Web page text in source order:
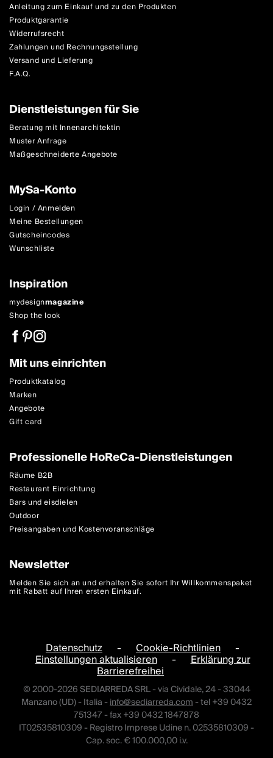
Anleitung zum Einkauf und zu den Produkten
Produktgarantie
Widerrufsrecht
Zahlungen und Rechnungsstellung
Versand und Lieferung
F.A.Q.
Dienstleistungen für Sie
Beratung mit Innenarchitektin
Muster Anfrage
Maßgeschneiderte Angebote
MySa-Konto
Login / Anmelden
Meine Bestellungen
Gutscheincodes
Wunschliste
Inspiration
mydesignmagazine
Shop the look
Mit uns einrichten
Produktkatalog
Marken
Angebote
Gift card
Professionelle HoReCa-Dienstleistungen
Räume B2B
Restaurant Einrichtung
Bars und eisdielen
Outdoor
Preisangaben und Kostenvoranschläge
Newsletter
Melden Sie sich an und erhalten Sie sofort Ihr Willkommenspaket
mit Rabatt auf Ihren ersten Einkauf.
Datenschutz - Cookie-Richtlinien -
Einstellungen aktualisieren - Erklärung zur
Barrierefreihei
© 2000-2026 SEDIARREDA SRL - via Cividale, 24 - 33044
Manzano (UD) - Italia -info@sediarreda.com- tel +39 0432
751347 - fax +39 0432 1847878
IT02535810309 - Registro Imprese Udine n. 02535810309 -
Cap. soc. € 100.000,00 i.v.